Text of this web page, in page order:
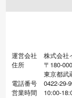
運営会社
株式会社
住所
〒180-
東京都武
電話番号
0422-29-
営業時間
10:00-